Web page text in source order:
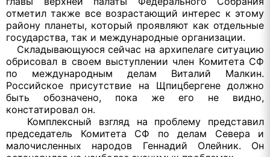
отметил также все возрастающий интерес к этому
району планеты, который проявляют как отдельные
государства, так и международные организации.
Складывающуюся сейчас на архипелаге ситуацию
обрисовал в своем выступлении член Комитета СФ
по международным делам Виталий Малкин.
Российское присутствие на Щпицбергене должно
быть обозначено, пока же его не видно,
констатировал он.
Комплексный взгляд на проблему представил
председатель Комитета СФ по делам Севера и
малочисленных народов Геннадий Олейник. Он